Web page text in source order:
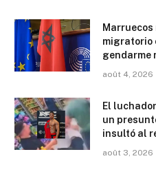
Marruecos
migratorio
gendarme
août 4, 2026
El
un
insultó al
août 3, 2026